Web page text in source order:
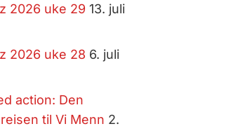
2026 uke 29 13. juli
2026 uke 28 6. juli
action: Den
til Vi Menn 2.